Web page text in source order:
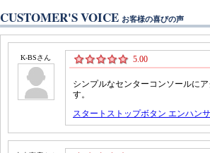
CUSTOMER'S VOICE お客様の喜びの声